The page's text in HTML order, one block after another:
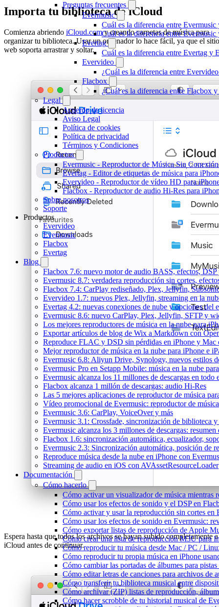
Preguntas frecuentes
Evermusic
Cuál es la diferencia entre
Cuál es la diferencia entre
Evertag
Cuál es la diferencia entre Evertag y
Evervideo
¿Cuál es la diferencia entre
Flacbox
¿Cuál es la diferencia entre Flacbox
Legal
Acuerdo de licencia
Aviso Legal
Política de cookies
Política de privacidad
Términos y Condiciones
Productos
Evermusic - Reproductor de Música Sin
Evertag - Editor de etiquetas de música para
Evervideo - Reproductor de vídeo HD para
Flacbox - Reproductor de audio Hi-Res para
Sobre nosotros
Soporte
Productos
Evervideo
Evermusic
Flacbox
Evertag
Blog
Flacbox 7.6: nuevo motor de audio BASS, efectos,
Evermusic 8.7: verdadera reproducción sin cortes,
Flacbox 7.4: CarPlay rediseñado, Plex, Jellyfin,
Evervideo 1.7: nuevos Plex, Jellyfin, streaming en la
Evertag 4.2: nuevas conexiones de nube y opciones del
Evermusic 8.6: nuevo CarPlay, Plex, Jellyfin, SFTP y
Los mejores reproductores de música en la nube para
Exportar artículos de blog de Wix a Markdown con
Reproduce FLAC y DSD sin pérdidas en iPhone y Mac
Mejor reproductor de música en la nube para iPhone e
Evermusic 6.8: Aliyun Drive, Synology, nuevos estilos
Evermusic Pro en Setapp Mobile: música en la nube
Evermusic alcanza los 11 millones de descargas en todo
Flacbox alcanza 1 millón de descargas: audio Hi-Res
Las 5 mejores aplicaciones de reproductor de música
Vídeo promocional de Evermusic: reproductor de
Evermusic 3.6: CarPlay, VoiceOver y más
Evermusic 3.1: Crossfade, sincronización de biblioteca
Evermusic alcanza los 3 millones de descargas: resumen
Flacbox 1.6: sincronización automática, ecualizador,
Evermusic 2.3: Sincronización automática, posición de
Reproduce música desde la nube en iPhone con
Streaming de audio en iOS con AVAssetResourceLoader
Documentación
Cómo hacerlo
Cómo activar un visualizador de música mientras
Cómo usar los efectos de sonido y el DSP en
Cómo activar y usar la reproducción sin cortes en
Cómo usar los efectos de sonido en Evermusic:
Cómo exportar listas de reproducción de Apple
Cómo crear una lista de reproducción M3U para
Cómo reproducir tu música desde Mac / PC /
Cómo reproducir tu propia música en iPhone
Cómo cambiar las portadas de álbumes para
Cómo editar letras de canciones para archivos de
Cómo transferir tu biblioteca musical entre
Cómo archivar (ZIP) listas de reproducción,
Cómo hacer scrobble de tu historial musical de
Importa tu biblioteca de iCloud
Comienza abriendo iCloud.comy creando carpetas de música para
organizar tu biblioteca. Usar un ordenador lo hace fácil, ya que el sitio
web soporta arrastrar y soltar.
Espera hasta que todos los archivos se hayan subido completamente a
iCloud antes de continuar.